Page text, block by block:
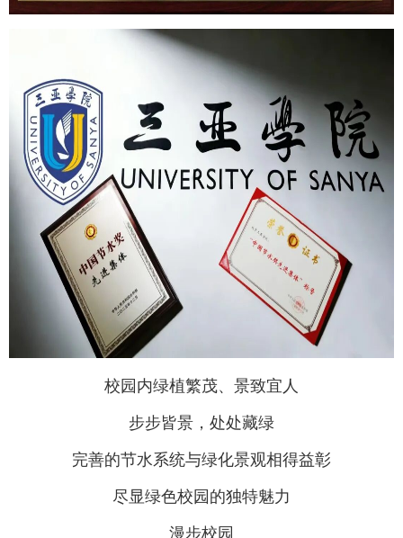
校园内绿植繁茂、景致宜人
步步皆景，处处藏绿
完善的节水系统与绿化景观相得益彰
尽显绿色校园的独特魅力
漫步校园